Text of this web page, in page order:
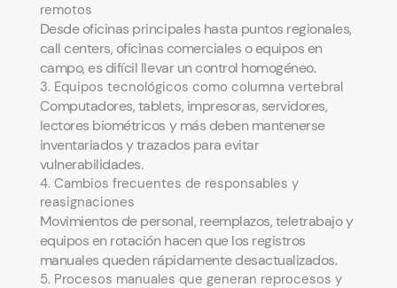
remotos
Desde oficinas principales hasta puntos regionales,
call centers, oficinas comerciales o equipos en
campo, es difícil llevar un control homogéneo.
3. Equipos tecnológicos como columna vertebral
Computadores, tablets, impresoras, servidores,
lectores biométricos y más deben mantenerse
inventariados y trazados para evitar
vulnerabilidades.
4. Cambios frecuentes de responsables y
reasignaciones
Movimientos de personal, reemplazos, teletrabajo y
equipos en rotación hacen que los registros
manuales queden rápidamente desactualizados.
5. Procesos manuales que generan reprocesos y